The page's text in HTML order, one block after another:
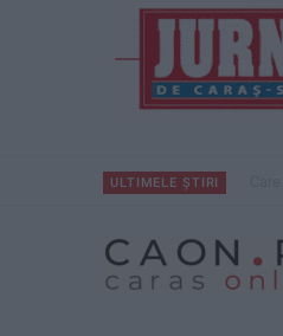
ULTIMELE ȘTIRI